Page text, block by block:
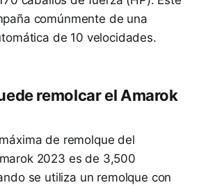
comúnmente de una
de 10 velocidades.
remolcar el Amarok
de remolque del
2023 es de 3,500
se utiliza un remolque con